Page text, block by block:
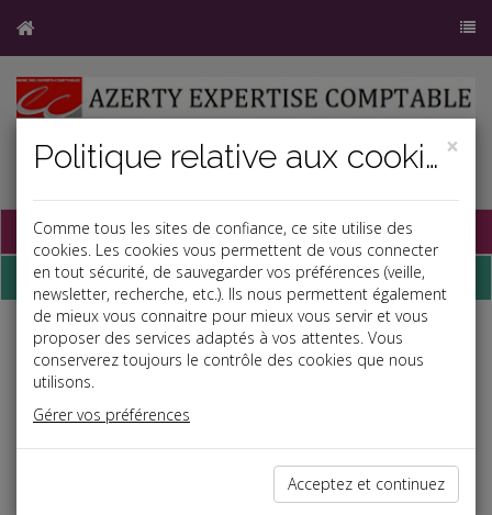
Base documentaire
Dépêches
Liste des dernières dépêches
Vie des affaires
ARNAQUE CIBLANT LES ENTREPRISES DE RESTAURATION
La Direction générale de la concurrence, de la consommation et
×
Politique relative aux cookies
Comme tous les sites de confiance, ce site utilise des
cookies. Les cookies vous permettent de vous connecter
en tout sécurité, de sauvegarder vos préférences (veille,
newsletter, recherche, etc.). Ils nous permettent également
de mieux vous connaitre pour mieux vous servir et vous
proposer des services adaptés à vos attentes. Vous
conserverez toujours le contrôle des cookies que nous
utilisons.
Gérer vos préférences
Acceptez et continuez